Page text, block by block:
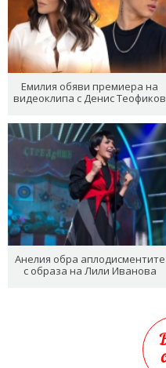
Емилия обяви премиера на
видеоклипа с Денис Теофиков
Анелия обра аплодисментите
с образа на Лили Иванова